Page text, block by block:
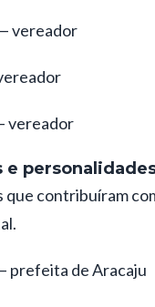
vereador
vereador
que contribuíram
prefeita de Aracaju